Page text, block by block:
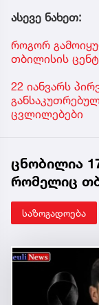
ასევე ნახეთ:
როგორ
თბილისის
22 იანვარს
ცვლილებები
ცნობილია
რომელიც
საზოგადოება